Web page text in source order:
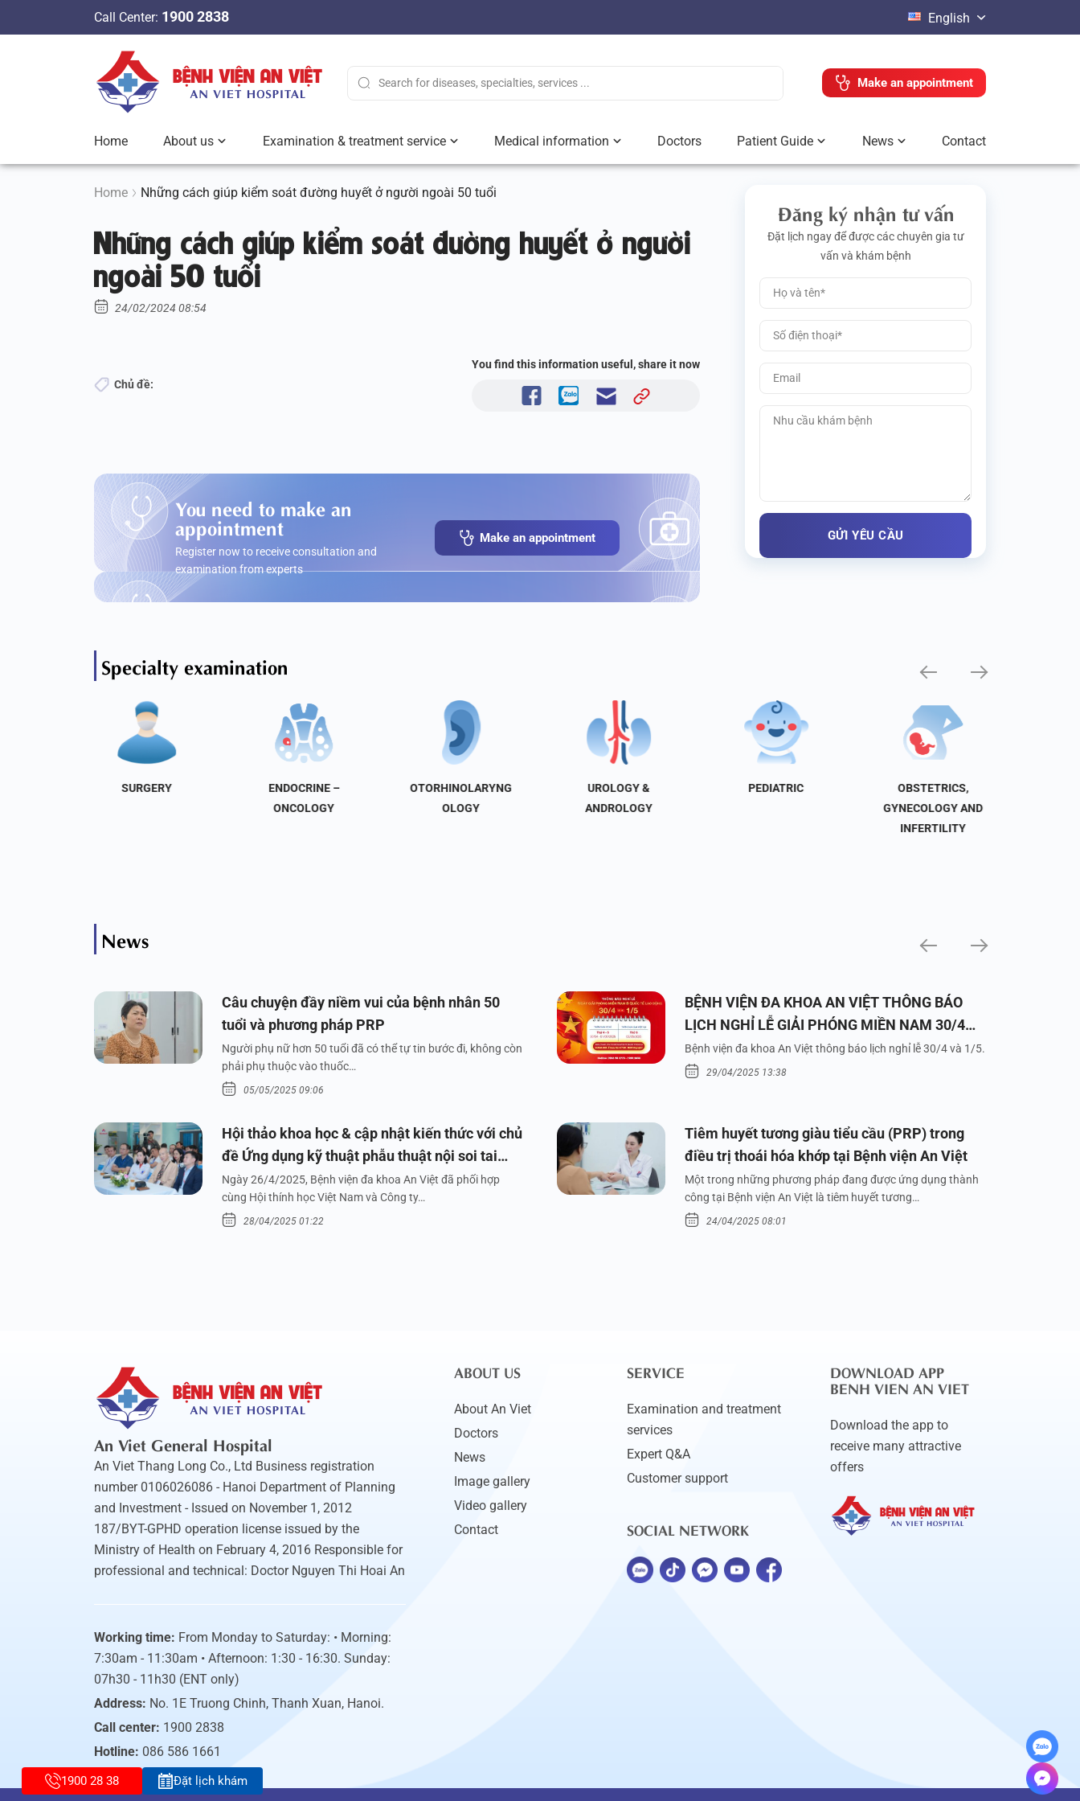
n
Call Center: 1900 2838 English
Make an appointment
Home About us Examination & treatment service Medical information Doctors Patient Guide News Contact
Home Những cách giúp kiểm soát đường huyết ở người ngoài 50 tuổi
Những cách giúp kiểm soát đường huyết ở người
ngoài 50 tuổi
24/02/2024 08:54
Chủ đề:
You find this information useful, share it now
You need to make an
appointment
Register now to receive consultation and
examination from experts
Make an appointment
Đăng ký nhận tư vấn
Đặt lịch ngay để được các chuyên gia tư
vấn và khám bệnh
Specialty examination
SURGERY
ENDOCRINE –
ONCOLOGY
OTORHINOLARYNG
OLOGY
UROLOGY &
ANDROLOGY
PEDIATRIC
OBSTETRICS,
GYNECOLOGY AND
INFERTILITY
News
Câu chuyện đầy niềm vui của bệnh nhân 50
tuổi và phương pháp PRP
Người phụ nữ hơn 50 tuổi đã có thể tự tin bước đi, không còn
phải phụ thuộc vào thuốc…
05/05/2025 09:06
BỆNH VIỆN ĐA KHOA AN VIỆT THÔNG BÁO
LỊCH NGHỈ LỄ GIẢI PHÓNG MIỀN NAM 30/4
VÀ QUỐC TẾ LAO ĐỘNG 1/5/2025
Bệnh viện đa khoa An Việt thông báo lịch nghỉ lễ 30/4 và 1/5.
29/04/2025 13:38
Hội thảo khoa học & cập nhật kiến thức với chủ
đề Ứng dụng kỹ thuật phẫu thuật nội soi tai
dưới nước
Ngày 26/4/2025, Bệnh viện đa khoa An Việt đã phối hợp
cùng Hội thính học Việt Nam và Công ty…
28/04/2025 01:22
Tiêm huyết tương giàu tiểu cầu (PRP) trong
điều trị thoái hóa khớp tại Bệnh viện An Việt
Một trong những phương pháp đang được ứng dụng thành
công tại Bệnh viện An Việt là tiêm huyết tương…
24/04/2025 08:01
An Viet General Hospital
An Viet Thang Long Co., Ltd Business registration
number 0106026086 - Hanoi Department of Planning
and Investment - Issued on November 1, 2012
187/BYT-GPHD operation license issued by the
Ministry of Health on February 4, 2016 Responsible for
professional and technical: Doctor Nguyen Thi Hoai An
Working time: From Monday to Saturday: • Morning:
7:30am - 11:30am • Afternoon: 1:30 - 16:30. Sunday:
07h30 - 11h30 (ENT only)
Address: No. 1E Truong Chinh, Thanh Xuan, Hanoi.
Call center: 1900 2838
Hotline: 086 586 1661
ABOUT US
About An Viet
Doctors
News
Image gallery
Video gallery
Contact
SERVICE
Examination and treatment
services
Expert Q&A
Customer support
SOCIAL NETWORK
DOWNLOAD APP
BENH VIEN AN VIET
Download the app to
receive many attractive
offers
1900 28 38 Đặt lịch khám